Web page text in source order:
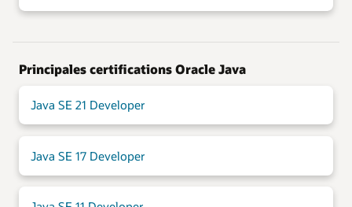
Principales certifications Oracle Java
Java SE 21 Developer
Java SE 17 Developer